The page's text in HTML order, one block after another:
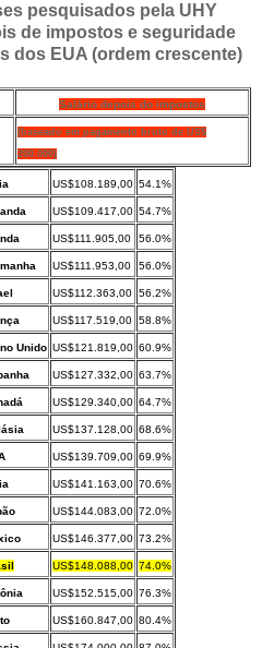
pesquisados pela UHY
de impostos e seguridade
dos EUA (ordem crescente)
Salário depois do impostos
(baseado em pagamento bruto de US$
200.000)
US$108.189,00 54.1%
US$109.417,00 54.7%
US$111.905,00 56.0%
US$111.953,00 56.0%
US$112.363,00 56.2%
US$117.519,00 58.8%
Unido US$121.819,00 60.9%
US$127.332,00 63.7%
US$129.340,00 64.7%
US$137.128,00 68.6%
US$139.709,00 69.9%
US$141.163,00 70.6%
US$144.083,00 72.0%
US$146.377,00 73.2%
US$148.088,00 74.0%
US$152.515,00 76.3%
US$160.847,00 80.4%